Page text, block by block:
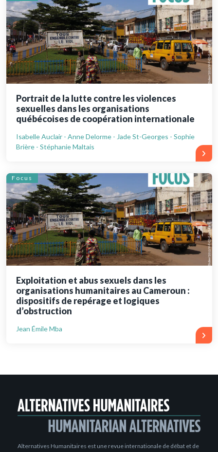
Portrait de la lutte contre les violences
sexuelles dans les organisations
québécoises de coopération internationale
Isabelle Auclair - Anne Delorme - Jade St-Georges - Sophie
Brière - Stéphanie Maltais
Focus
Exploitation et abus sexuels dans les
organisations humanitaires au Cameroun :
dispositifs de repérage et logiques
d’obstruction
Jean Émile Mba
Alternatives Humanitaires est une revue internationale de débat et de